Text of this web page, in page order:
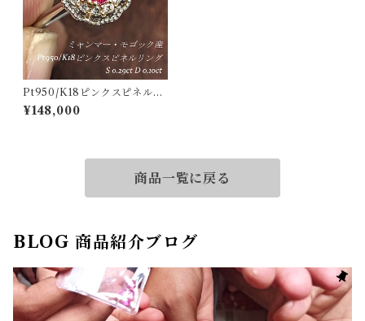
Pt950/K18ピンクスピネルリ
ング ミャンマー・モゴック産
ピンクスピネル 0.29ct ダイヤ
¥148,000
商品一覧に戻る
BLOG 商品紹介ブログ